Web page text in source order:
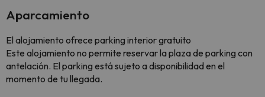
Aparcamiento
El alojamiento ofrece parking interior gratuito
Este alojamiento no permite reservar la plaza de parking con
antelación. El parking está sujeto a disponibilidad en el
momento de tu llegada.